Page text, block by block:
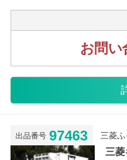
お問い
出品番号 97463 三菱ふ
三菱